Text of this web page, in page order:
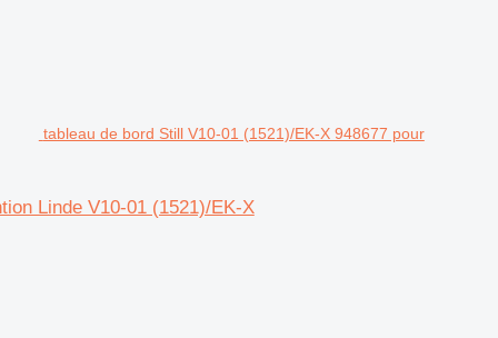
tableau de bord Still V10-01 (1521)/EK-X 948677 pour
Linde V10-01 (1521)/EK-X